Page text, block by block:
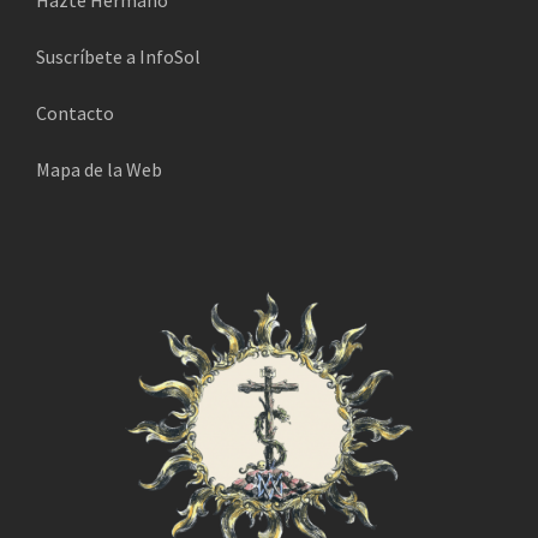
n
c
Suscríbete a InfoSol
Contacto
Mapa de la Web